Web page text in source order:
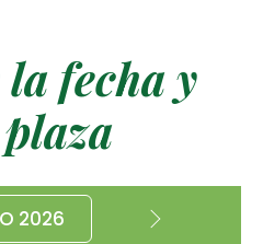
fecha y
2026